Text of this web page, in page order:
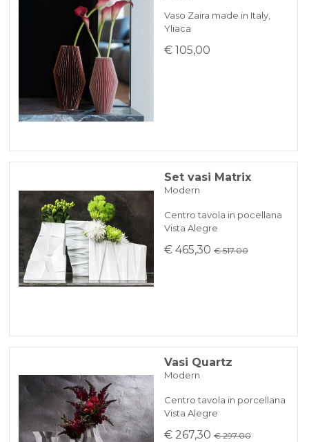
Vaso Zaira made in Italy,
Yliaca
€ 105,00
Set vasi Matrix
Modern
Centro tavola in pocellana
Vista Alegre
€ 465,30 € 517.00
Vasi Quartz
Modern
Centro tavola in porcellana
Vista Alegre
€ 267,30 € 297.00